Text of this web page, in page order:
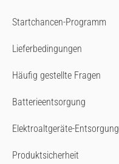
Startchancen-Programm
Lieferbedingungen
Häufig gestellte Fragen
Batterieentsorgung
Elektroaltgeräte-Entsorgung
Produktsicherheit